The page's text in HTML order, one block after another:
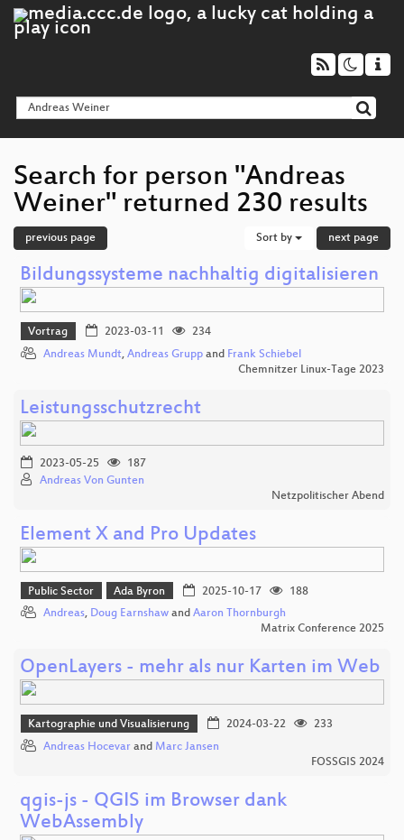
Search for person "Andreas
Weiner" returned 230 results
previous page Sort by next page
Bildungssysteme nachhaltig digitalisieren
Vortrag 2023-03-11
234
Andreas Mundt, Andreas Grupp and Frank Schiebel
Chemnitzer Linux-Tage 2023
Leistungsschutzrecht
2023-05-25
187
Andreas Von Gunten
Netzpolitischer Abend
Element X and Pro Updates
Public Sector Ada Byron 2025-10-17
188
Andreas, Doug Earnshaw and Aaron Thornburgh
Matrix Conference 2025
OpenLayers - mehr als nur Karten im Web
Kartographie und Visualisierung 2024-03-22
233
Andreas Hocevar and Marc Jansen
FOSSGIS 2024
qgis-js - QGIS im Browser dank
WebAssembly